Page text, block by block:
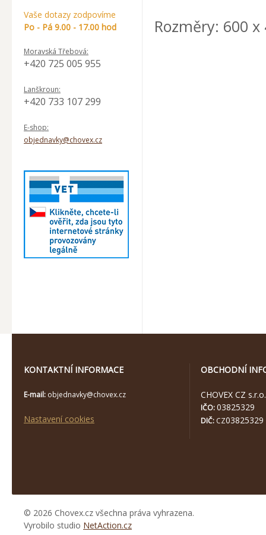
Vaše dotazy zodpovíme
Po - Pá 9.00 - 17.00 hod
Moravská Třebová:
+420 725 005 955
Lanškroun:
+420 733 107 299
E-shop:
objednavky@chovex.cz
Rozměry: 600
KONTAKTNÍ INFORMACE
E-mail: objednavky@chovex.cz
Nastavení cookies
OBCHODNÍ
CHOVEX CZ s.r.o.
IČO:03825329
DIČ: CZ03825329
© 2026 Chovex.cz všechna práva vyhrazena.
Vyrobilo studio NetAction.cz